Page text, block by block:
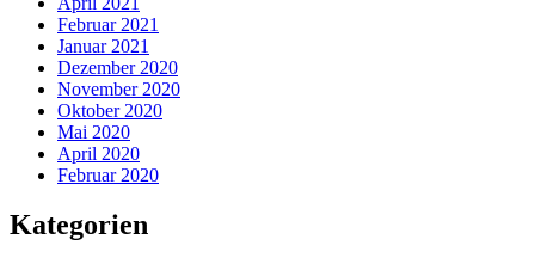
Februar 2021
Januar 2021
Dezember 2020
November 2020
Oktober 2020
Mai 2020
April 2020
Februar 2020
Kategorien